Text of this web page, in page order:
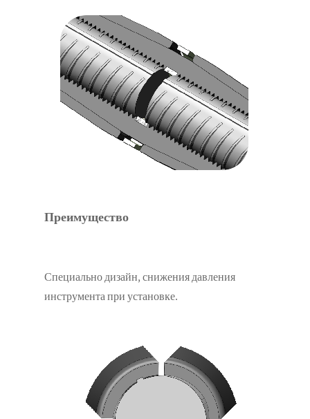
Преимущество
Специально дизайн, снижения давления
инструмента приустановке.